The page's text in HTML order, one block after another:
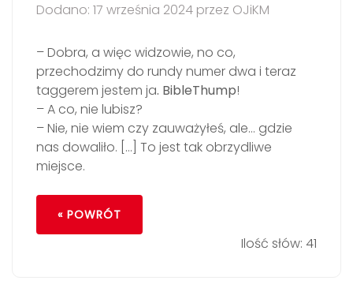
Dodano: 17 września 2024 przez OJiKM
– Dobra, a więc widzowie, no co,
przechodzimy do rundy numer dwa i teraz
taggerem jestem ja. BibleThump!
– A co, nie lubisz?
– Nie, nie wiem czy zauważyłeś, ale… gdzie
nas dowaliło. […] To jest tak obrzydliwe
miejsce.
« POWRÓT
Ilość słów: 41